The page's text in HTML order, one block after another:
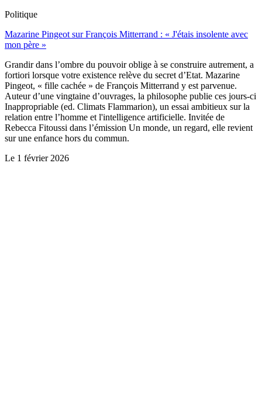
Politique
Mazarine Pingeot sur François Mitterrand : « J'étais insolente avec
mon père »
Grandir dans l’ombre du pouvoir oblige à se construire autrement, a
fortiori lorsque votre existence relève du secret d’Etat. Mazarine
Pingeot, « fille cachée » de François Mitterrand y est parvenue.
Auteur d’une vingtaine d’ouvrages, la philosophe publie ces jours-ci
Inappropriable (ed. Climats Flammarion), un essai ambitieux sur la
relation entre l’homme et l'intelligence artificielle. Invitée de
Rebecca Fitoussi dans l’émission Un monde, un regard, elle revient
sur une enfance hors du commun.
Le 1 février 2026